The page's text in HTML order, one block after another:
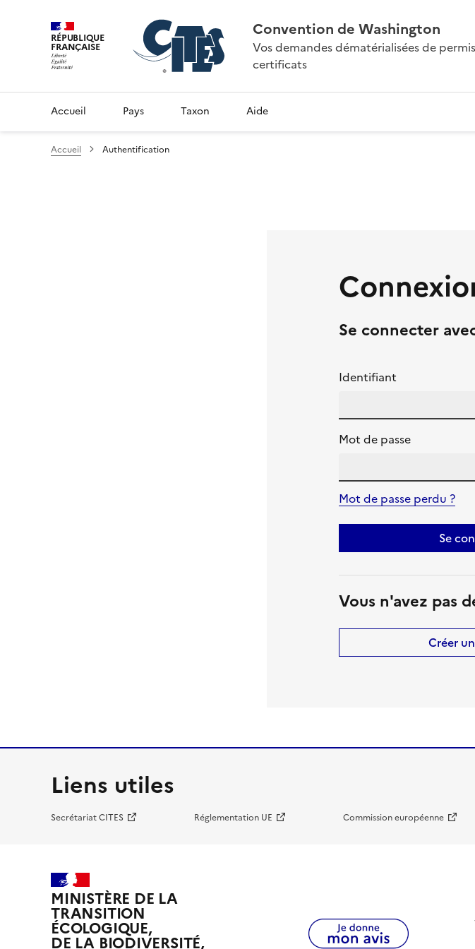
RÉPUBLIQUE
FRANÇAISE
Convention de Washington
Vos demandes dématérialisées de
certificats
Accueil Pays Taxon Aide
Accueil Authentification
Se connecter
Identifiant
Mot de passe
Mot de passe perdu ?
Se
Vous n'avez pas
Créer
Liens utiles
Secrétariat CITES Réglementation UE Commission européenne
MINISTÈRE DE LA
TRANSITION
ÉCOLOGIQUE,
DE LA BIODIVERSITÉ,